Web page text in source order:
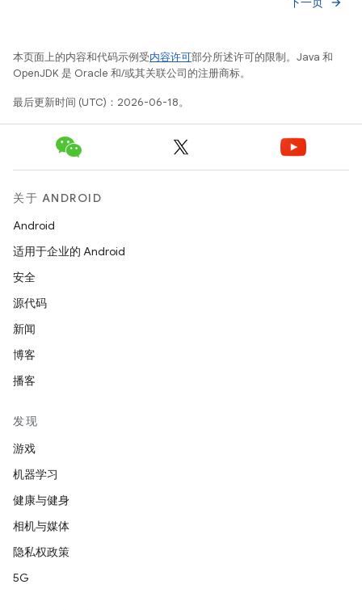
本页面上的内容和代码示例受内容许可部分所述许可的限制。Java 和
OpenJDK 是 Oracle 和/或其关联公司的注册商标。
最后更新时间 (UTC)：2026-06-18。
关于 ANDROID
Android
适用于企业的 Android
安全
源代码
新闻
博客
播客
发现
游戏
机器学习
健康与健身
相机与媒体
隐私权政策
5G